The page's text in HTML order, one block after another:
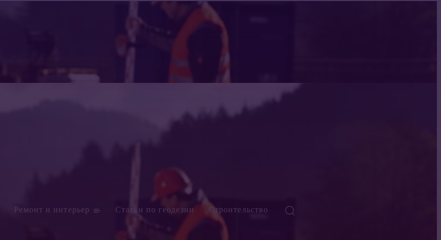
Ремонт и интерьер Статьи по геодезии Строительство